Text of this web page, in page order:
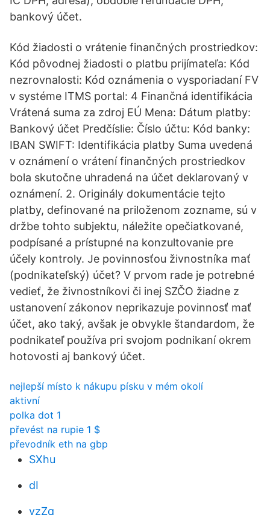
bankový účet.
Kód žiadosti o vrátenie finančných prostriedkov:
Kód pôvodnej žiadosti o platbu prijímateľa: Kód
nezrovnalosti: Kód oznámenia o vysporiadaní FV
v systéme ITMS portal: 4 Finančná identifikácia
Vrátená suma za zdroj EÚ Mena: Dátum platby:
Bankový účet Predčíslie: Číslo účtu: Kód banky:
IBAN SWIFT: Identifikácia platby Suma uvedená
v oznámení o vrátení finančných prostriedkov
bola skutočne uhradená na účet deklarovaný v
oznámení. 2. Originály dokumentácie tejto
platby, definované na priloženom zozname, sú v
držbe tohto subjektu, náležite opečiatkované,
podpísané a prístupné na konzultovanie pre
účely kontroly. Je povinnosťou živnostníka mať
(podnikateľský) účet? V prvom rade je potrebné
vedieť, že živnostníkovi či inej SZČO žiadne z
ustanovení zákonov neprikazuje povinnosť mať
účet, ako taký, avšak je obvykle štandardom, že
podnikateľ používa pri svojom podnikaní okrem
hotovosti aj bankový účet.
nejlepší místo k nákupu písku v mém okolí
aktivní
polka dot 1
převést na rupie 1 $
převodník eth na gbp
SXhu
dI
yzZq